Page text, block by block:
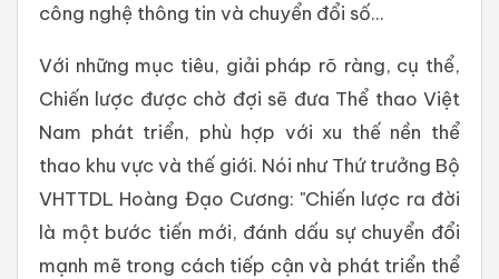
công nghệ thông tin và chuyển đổi số...
Với những mục tiêu, giải pháp rõ ràng, cụ thể,
Chiến lược được chờ đợi sẽ đưa Thể thao Việt
Nam phát triển, phù hợp với xu thế nền thể
thao khu vực và thế giới. Nói như Thứ trưởng Bộ
VHTTDL Hoàng Đạo Cương: "Chiến lược ra đời
là một bước tiến mới, đánh dấu sự chuyển đổi
mạnh mẽ trong cách tiếp cận và phát triển thể